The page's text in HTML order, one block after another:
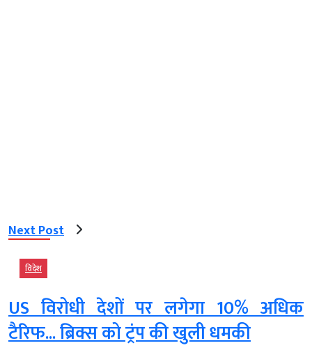
Next Post
विदेश
US विरोधी देशों पर लगेगा 10% अधिक
टैरिफ... ब्रिक्स को ट्रंप की खुली धमकी